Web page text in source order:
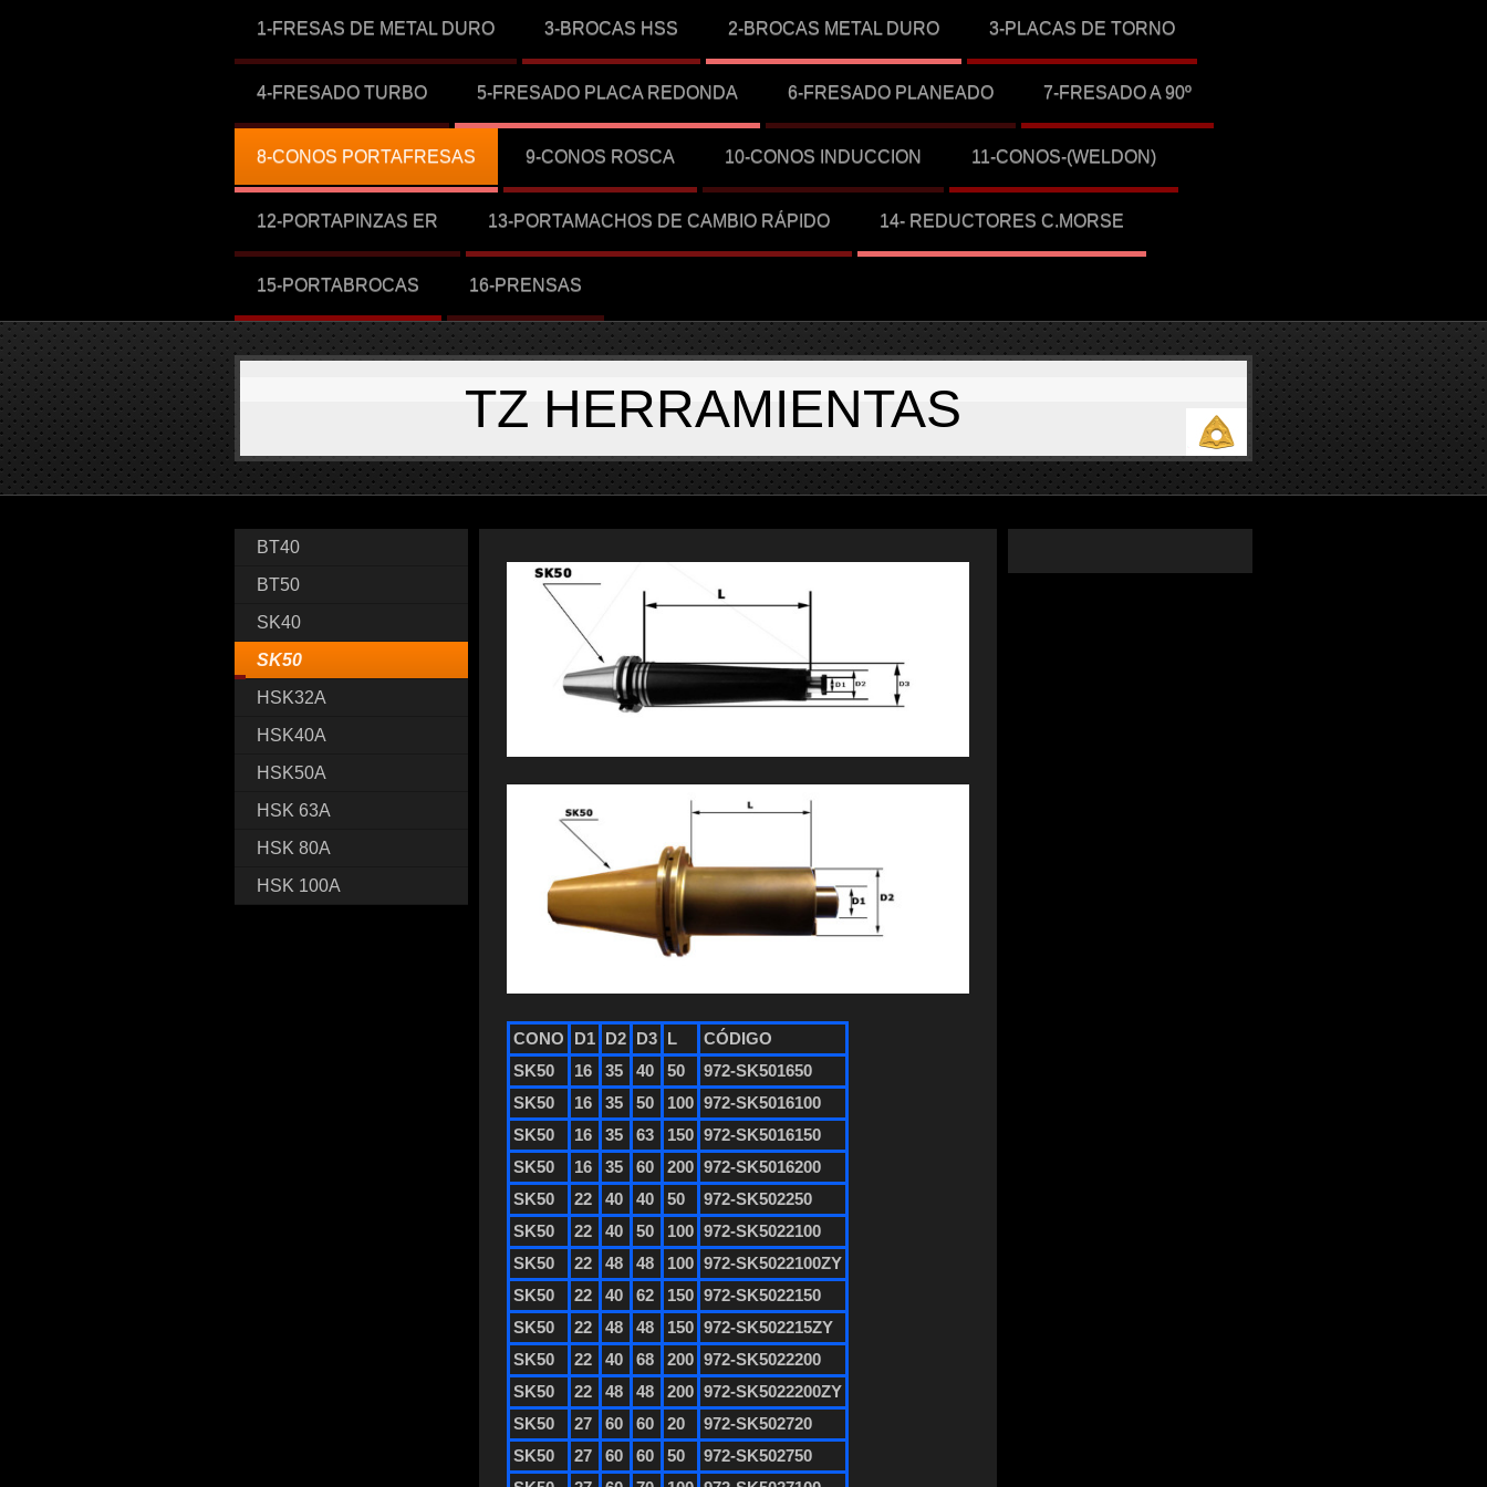
1-FRESAS DE METAL DURO 3-BROCAS HSS 2-BROCAS METAL DURO 3-PLACAS DE TORNO
4-FRESADO TURBO 5-FRESADO PLACA REDONDA 6-FRESADO PLANEADO 7-FRESADO A 90º
8-CONOS PORTAFRESAS 9-CONOS ROSCA 10-CONOS INDUCCION 11-CONOS-(WELDON)
12-PORTAPINZAS ER 13-PORTAMACHOS DE CAMBIO RÁPIDO 14- REDUCTORES C.MORSE
15-PORTABROCAS 16-PRENSAS
TZ HERRAMIENTAS
BT40
BT50
SK40
SK50
HSK32A
HSK40A
HSK50A
HSK 63A
HSK 80A
HSK 100A
CONO D1 D2 D3 L
CÓDIGO
SK50
16 35 40 50
972-SK501650
SK50
16 35 50 100 972-SK5016100
SK50
16 35 63 150 972-SK5016150
SK50
16 35 60 200 972-SK5016200
SK50
22 40 40 50
972-SK502250
SK50
22 40 50 100 972-SK5022100
SK50
22 48 48 100 972-SK5022100ZY
SK50
22 40 62 150 972-SK5022150
SK50
22 48 48 150 972-SK502215ZY
SK50
22 40 68 200 972-SK5022200
SK50
22 48 48 200 972-SK5022200ZY
SK50
27 60 60 20
972-SK502720
SK50
27 60 60 50
972-SK502750